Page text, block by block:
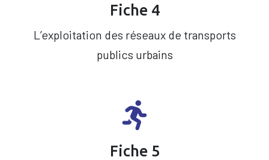
Fiche 4
L’exploitation des réseaux de transports
publics urbains
Fiche 5